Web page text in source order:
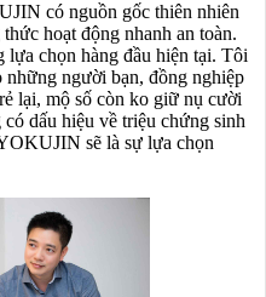
có nguồn gốc thiên nhiên
hoạt động nhanh an toàn.
lựa chọn hàng đầu hiện tại. Tôi
người bạn, đồng nghiệp
lại, mộ số còn ko giữ nụ cười
dấu hiệu về triệu chứng sinh
sẽ là sự lựa chọn